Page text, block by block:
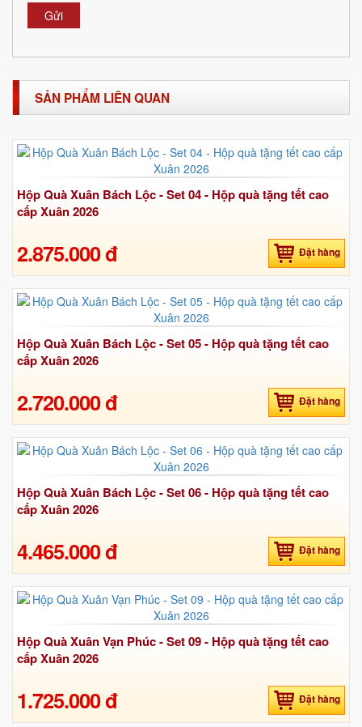
Gửi
SẢN PHẨM LIÊN QUAN
Hộp Quà Xuân Bách Lộc - Set 04 - Hộp quà tặng tết cao
cấp Xuân 2026
2.875.000 đ Đặt hàng
Hộp Quà Xuân Bách Lộc - Set 05 - Hộp quà tặng tết cao
cấp Xuân 2026
2.720.000 đ Đặt hàng
Hộp Quà Xuân Bách Lộc - Set 06 - Hộp quà tặng tết cao
cấp Xuân 2026
4.465.000 đ Đặt hàng
Hộp Quà Xuân Vạn Phúc - Set 09 - Hộp quà tặng tết cao
cấp Xuân 2026
1.725.000 đ Đặt hàng